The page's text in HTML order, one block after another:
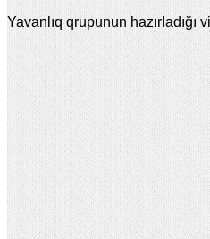
Yavanlıq qrupunun